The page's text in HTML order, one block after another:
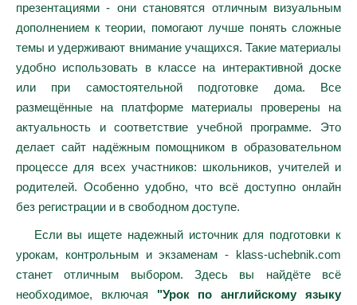
презентациями - они становятся отличным визуальным
дополнением к теории, помогают лучше понять сложные
темы и удерживают внимание учащихся. Такие материалы
удобно использовать в классе на интерактивной доске
или при самостоятельной подготовке дома. Все
размещённые на платформе материалы проверены на
актуальность и соответствие учебной программе. Это
делает сайт надёжным помощником в образовательном
процессе для всех участников: школьников, учителей и
родителей. Особенно удобно, что всё доступно онлайн
без регистрации и в свободном доступе.
Если вы ищете надежный источник для подготовки к
урокам, контрольным и экзаменам - klass-uchebnik.com
станет отличным выбором. Здесь вы найдёте всё
необходимое, включая "Урок по английскому языку